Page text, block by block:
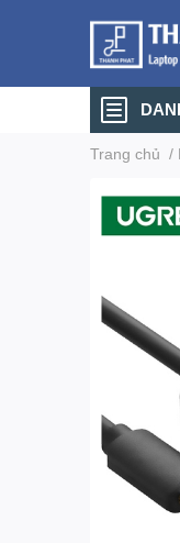
Trang chủ /